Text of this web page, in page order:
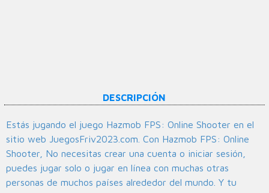
DESCRIPCIÓN
Estás jugando el juego Hazmob FPS: Online Shooter en el
sitio web JuegosFriv2023.com. Con Hazmob FPS: Online
Shooter, No necesitas crear una cuenta o iniciar sesión,
puedes jugar solo o jugar en línea con muchas otras
personas de muchos países alrededor del mundo. Y tu